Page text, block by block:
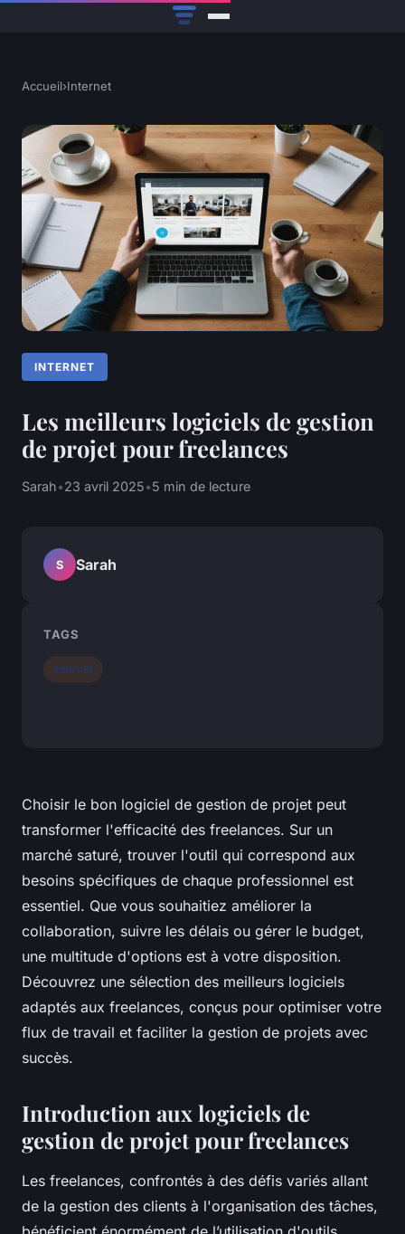
Accueil›Internet
INTERNET
Les meilleurs logiciels de gestion
de projet pour freelances
Sarah•23 avril 2025•5 min de lecture
Choisir le bon logiciel de gestion de projet peut
transformer l'efficacité des freelances. Sur un
marché saturé, trouver l'outil qui correspond aux
besoins spécifiques de chaque professionnel est
essentiel. Que vous souhaitiez améliorer la
collaboration, suivre les délais ou gérer le budget,
une multitude d'options est à votre disposition.
Découvrez une sélection des meilleurs logiciels
adaptés aux freelances, conçus pour optimiser votre
flux de travail et faciliter la gestion de projets avec
succès.
Introduction aux logiciels de
gestion de projet pour freelances
Les freelances, confrontés à des défis variés allant
de la gestion des clients à l'organisation des tâches,
S Sarah
TAGS
Internet